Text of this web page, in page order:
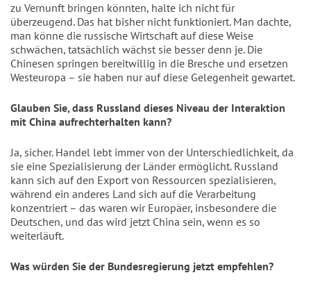
zu Vernunft bringen könnten, halte ich nicht für
überzeugend. Das hat bisher nicht funktioniert. Man dachte,
man könne die russische Wirtschaft auf diese Weise
schwächen, tatsächlich wächst sie besser denn je. Die
Chinesen springen bereitwillig in die Bresche und ersetzen
Westeuropa – sie haben nur auf diese Gelegenheit gewartet.
Glauben Sie, dass Russland dieses Niveau der Interaktion
mit China aufrechterhalten kann?
Ja, sicher. Handel lebt immer von der Unterschiedlichkeit, da
sie eine Spezialisierung der Länder ermöglicht. Russland
kann sich auf den Export von Ressourcen spezialisieren,
während ein anderes Land sich auf die Verarbeitung
konzentriert – das waren wir Europäer, insbesondere die
Deutschen, und das wird jetzt China sein, wenn es so
weiterläuft.
Was würden Sie der Bundesregierung jetzt empfehlen?